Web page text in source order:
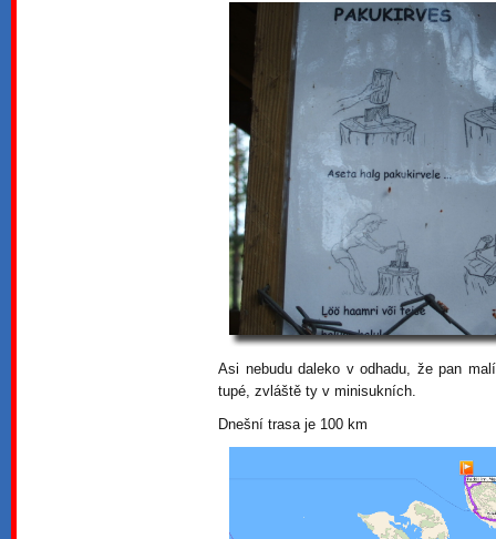
Asi nebudu daleko v odhadu, že pan
tupé, zvláště ty v minisukních.
Dnešní trasa je 100 km